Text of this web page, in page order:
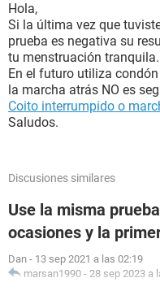
Hola,
Si la última vez que
prueba es negativa su
tu menstruación tranquila.
En el futuro utiliza
la marcha atrás NO es
Coito interrumpido o
Saludos.
Discusiones similares
Use la misma
ocasiones y la
Dan - 13 sep 2021 a las 02:19
marsan1990 - 28 sep 2023 a